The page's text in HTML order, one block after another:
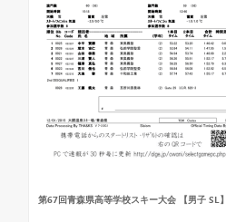
第67回青森県高等学校スキー大会 【男子 SL